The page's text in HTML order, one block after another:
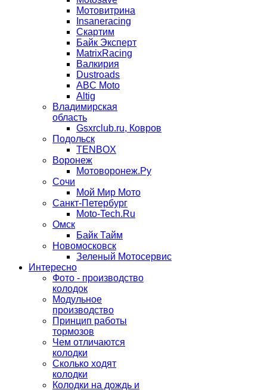
Мотовитрина
Insaneracing
Скартим
Байк Эксперт
MatrixRacing
Валкирия
Dustroads
ABC Moto
Altig
Владимирская
область
Gsxrclub.ru, Ковров
Подольск
TENBOX
Воронеж
Мотоворонеж.Ру
Сочи
Мой Мир Мото
Санкт-Петербург
Moto-Tech.Ru
Омск
Байк Тайм
Новомосковск
Зеленый Мотосервис
Интересно
Фото - производство
колодок
Модульное
производство
Принцип работы
тормозов
Чем отличаются
колодки
Сколько ходят
колодки
Колодки на дождь и